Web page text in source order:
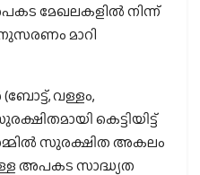
മേഖലകളിൽ നിന്ന്
മാറി
വള്ളം,
കെട്ടിയിട്ട്
സുരക്ഷിത അകലം
അപകട സാദ്ധ്യത